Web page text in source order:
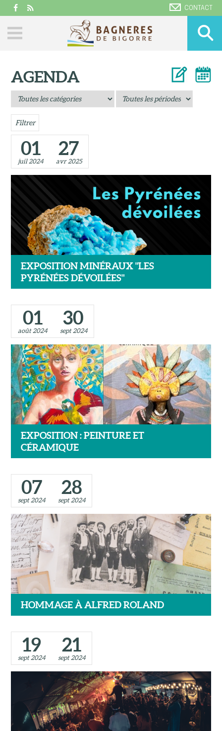
CONTACT
AGENDA
Filtrer
01
juil 2024
27
avr 2025
EXPOSITION MINÉRAUX "LES
PYRÉNÉES DÉVOILÉES"
01
août 2024
30
sept 2024
EXPOSITION : PEINTURE ET
CÉRAMIQUE
07
sept 2024
28
sept 2024
HOMMAGE À ALFRED ROLAND
19
sept 2024
21
sept 2024